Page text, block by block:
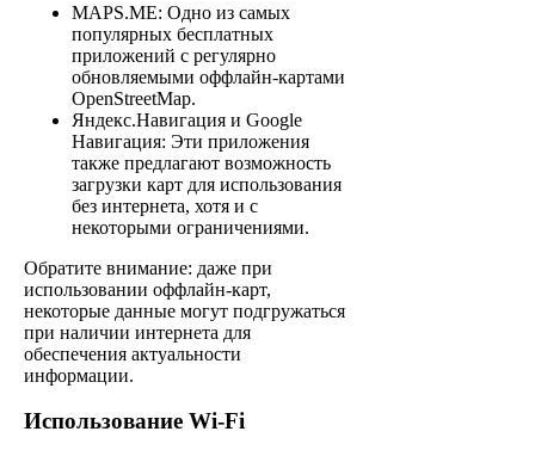
MAPS.ME: Одно из самых
популярных бесплатных
приложений с регулярно
обновляемыми оффлайн-картами
OpenStreetMap.
Яндекс.Навигация и Google
Навигация: Эти приложения
также предлагают возможность
загрузки карт для использования
без интернета, хотя и с
некоторыми ограничениями.
Обратите внимание: даже при
использовании оффлайн-карт,
некоторые данные могут подгружаться
при наличии интернета для
обеспечения актуальности
информации.
Использование Wi-Fi